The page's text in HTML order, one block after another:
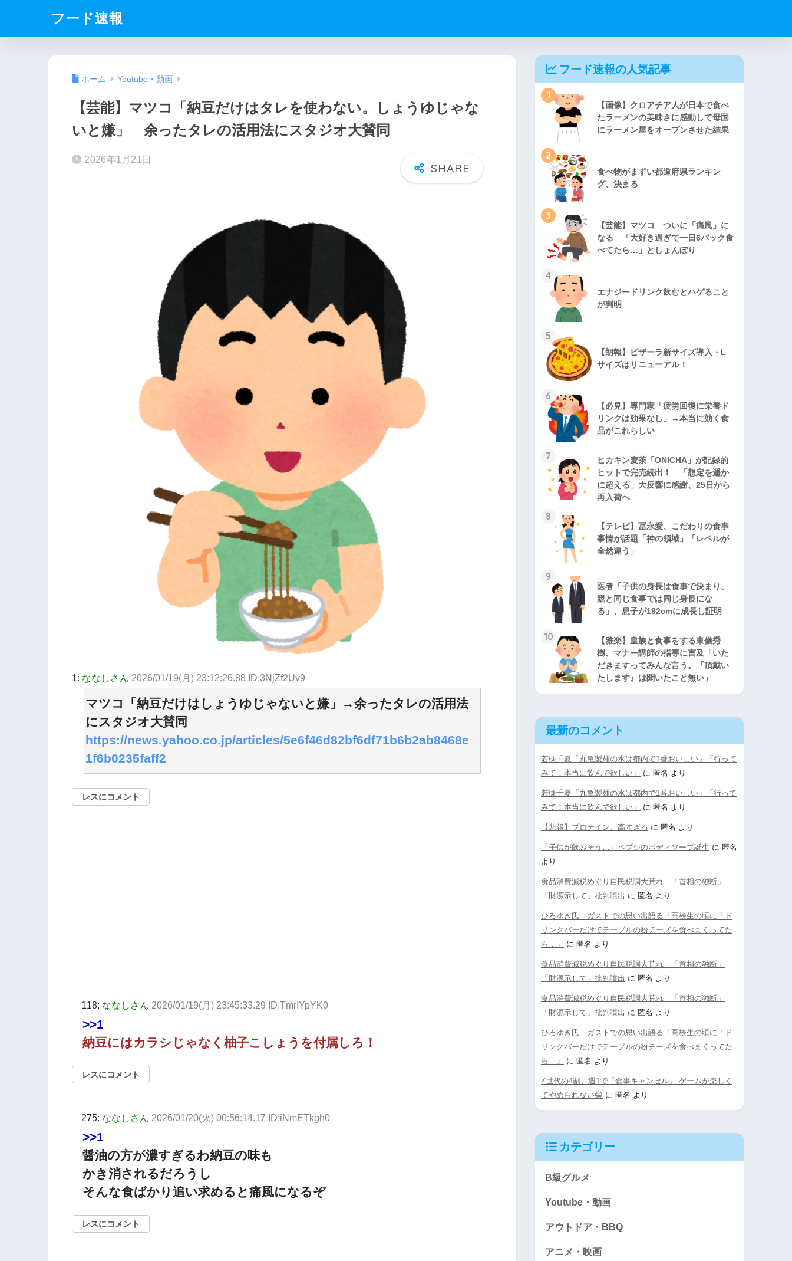
フード速報
ホーム Youtube・動画
【芸能】マツコ「納豆だけはタレを使わない。しょうゆじゃな
いと嫌」 余ったタレの活用法にスタジオ大賛同
2026年1月21日
1: ななしさん 2026/01/19(月) 23:12:26.88 ID:3NjZf2Uv9
マツコ「納豆だけはしょうゆじゃないと嫌」→余ったタレの活用法
にスタジオ大賛同
https://news.yahoo.co.jp/articles/5e6f46d82bf6df71b6b2ab8468e
1f6b0235faff2
レスにコメント
118: ななしさん 2026/01/19(月) 23:45:33.29 ID:TmrIYpYK0
>>1
納豆にはカラシじゃなく柚子こしょうを付属しろ！
レスにコメント
275: ななしさん 2026/01/20(火) 00:56:14.17 ID:iNmETkgh0
>>1
醤油の方が濃すぎるわ納豆の味も
かき消されるだろうし
そんな食ばかり追い求めると痛風になるぞ
レスにコメント
フード速報の人気記事
1
【画像】クロアチア人が日本で食べ
たラーメンの美味さに感動して母国
にラーメン屋をオープンさせた結果
2
食べ物がまずい都道府県ランキン
グ、決まる
3
【芸能】マツコ ついに「痛風」に
なる 「大好き過ぎて一日6パック食
べてたら…」としょんぼり
4
エナジードリンク飲むとハゲること
が判明
5
【朗報】ピザーラ新サイズ導入・L
サイズはリニューアル！
6
【必見】専門家「疲労回復に栄養ド
リンクは効果なし」→本当に効く食
品がこれらしい
7
ヒカキン麦茶「ONICHA」が記録的
ヒットで完売続出！ 「想定を遥か
に超える」大反響に感謝、25日から
再入荷へ
8
【テレビ】冨永愛、こだわりの食事
事情が話題「神の領域」「レベルが
全然違う」
9
医者「子供の身長は食事で決まり、
親と同じ食事では同じ身長にな
る」、息子が192cmに成長し証明
10
【雅楽】皇族と食事をする東儀秀
樹、マナー講師の指導に言及「いた
だきますってみんな言う。『頂戴い
たします』は聞いたこと無い」
最新のコメント
若槻千夏「丸亀製麺の水は都内で1番おいしい」「行って
みて！本当に飲んで欲しい」
に 匿名 より
若槻千夏「丸亀製麺の水は都内で1番おいしい」「行って
みて！本当に飲んで欲しい」
に 匿名 より
【悲報】プロテイン、高すぎる に 匿名 より
「子供が飲みそう…」ペプシのボディソープ誕生 に 匿名
より
食品消費減税めぐり自民税調大荒れ 「首相の独断」
「財源示して」批判噴出 に 匿名 より
ひろゆき氏 ガストでの思い出語る「高校生の頃に「ド
リンクバーだけでテーブルの粉チーズを食べまくってた
ら…」
に 匿名 より
食品消費減税めぐり自民税調大荒れ 「首相の独断」
「財源示して」批判噴出 に 匿名 より
食品消費減税めぐり自民税調大荒れ 「首相の独断」
「財源示して」批判噴出 に 匿名 より
ひろゆき氏 ガストでの思い出語る「高校生の頃に「ド
リンクバーだけでテーブルの粉チーズを食べまくってた
ら…」
に 匿名 より
Z世代の4割、週1で「食事キャンセル」 ゲームが楽しく
てやめられない😁 に 匿名 より
カテゴリー
B級グルメ
Youtube・動画
アウトドア・BBQ
アニメ・映画